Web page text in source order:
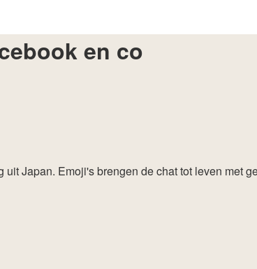
en co
Japan. Emoji's brengen de chat tot leven met